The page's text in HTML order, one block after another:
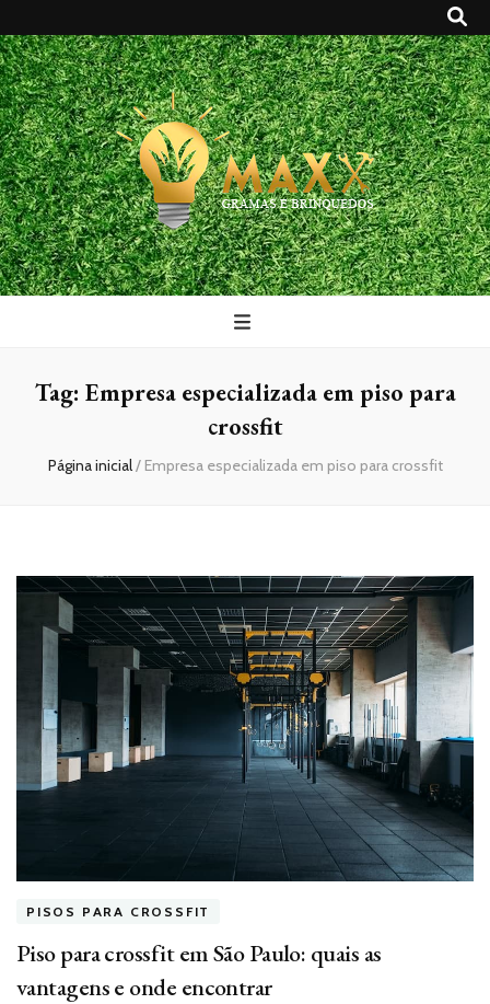
Maxx Gramas
Blog
Tag: Empresa especializada em piso para
crossfit
Página inicial/ Empresa especializada em piso para crossfit
PISOS PARA CROSSFIT
Piso para crossfit em São Paulo: quais as
vantagens e onde encontrar